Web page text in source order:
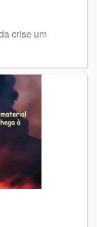
crise um